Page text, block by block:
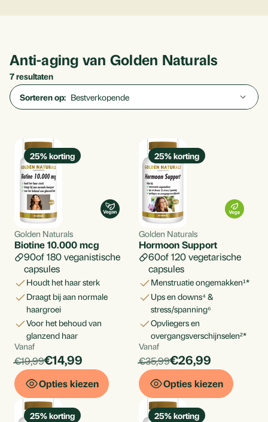
Anti-aging van Golden Naturals
7 resultaten
Sorteren op:
25% korting
Golden Naturals
Biotine 10.000 mcg
90
180veganistische
capsules
houdt het haar sterk
draagt bij aan normale
haargroei
voor het behoud van
glanzend haar
Per
stuk
Vanaf
products.price_default:
€19,99products.price_discounted:
€14,99
Opties kiezen
25% korting
Golden Naturals
Hormoon Support
60
120vegetarische
capsules
menstruatie ongemakken¹*
ups en downs⁴ &
stress/spanning⁶
opvliegers en
overgangsverschijnselen²*
Per
stuk
Vanaf
products.price_default:
€35,99€26,99
Opties kiezen
25% korting 25% korting